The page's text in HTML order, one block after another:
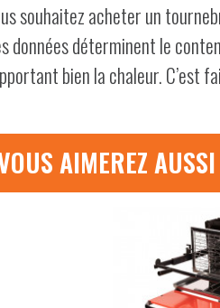
souhaitez acheter un
données déterminent le
bien la chaleur. C’est
AIMEREZ AUSSI